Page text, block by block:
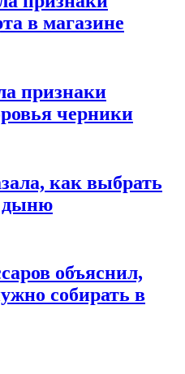
в магазине
признаки
черники
как выбрать
дыню
объяснил,
собирать в